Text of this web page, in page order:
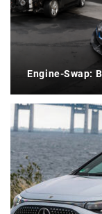
Engine-Swap: